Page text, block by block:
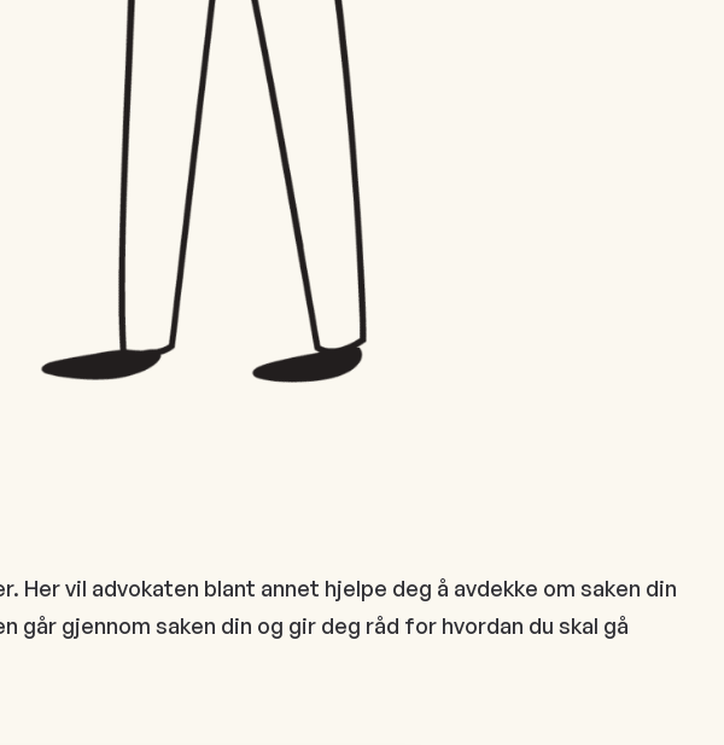
vil advokaten blant annet hjelpe deg å avdekke om saken din
gjennom saken din og gir deg råd for hvordan du skal gå